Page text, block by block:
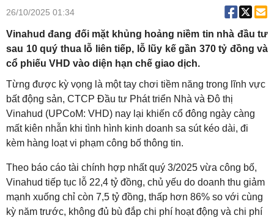
26/10/2025 01:34
Vinahud đang đối mặt khủng hoảng niềm tin nhà đầu tư
sau 10 quý thua lỗ liên tiếp, lỗ lũy kế gần 370 tỷ đồng và
cổ phiếu VHD vào diện hạn chế giao dịch.
Từng được kỳ vọng là một tay chơi tiềm năng trong lĩnh vực
bất động sản, CTCP Đầu tư Phát triển Nhà và Đô thị
Vinahud (UPCoM: VHD) nay lại khiến cổ đông ngày càng
mất kiên nhẫn khi tình hình kinh doanh sa sút kéo dài, đi
kèm hàng loạt vi phạm công bố thông tin.
Theo báo cáo tài chính hợp nhất quý 3/2025 vừa công bố,
Vinahud tiếp tục lỗ 22,4 tỷ đồng, chủ yếu do doanh thu giảm
mạnh xuống chỉ còn 7,5 tỷ đồng, thấp hơn 86% so với cùng
kỳ năm trước, không đủ bù đắp chi phí hoạt động và chi phí